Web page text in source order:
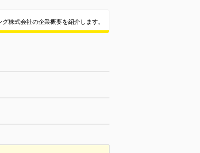
株式会社の企業概要を紹介します。